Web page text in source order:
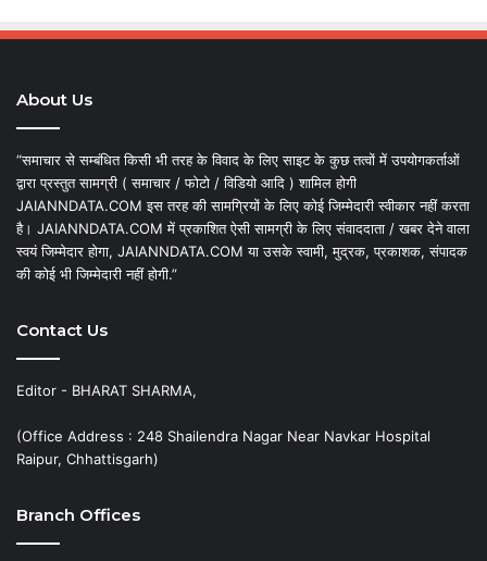
About Us
“समाचार से सम्बंधित किसी भी तरह के विवाद के लिए साइट के कुछ तत्वों में उपयोगकर्ताओं
द्वारा प्रस्तुत सामग्री ( समाचार / फोटो / विडियो आदि ) शामिल होगी
JAIANNDATA.COM इस तरह की सामग्रियों के लिए कोई जिम्मेदारी स्वीकार नहीं करता
है। JAIANNDATA.COM में प्रकाशित ऐसी सामग्री के लिए संवाददाता / खबर देने वाला
स्वयं जिम्मेदार होगा, JAIANNDATA.COM या उसके स्वामी, मुद्रक, प्रकाशक, संपादक
की कोई भी जिम्मेदारी नहीं होगी.”
Contact Us
Editor - BHARAT SHARMA,
(Office Address : 248 Shailendra Nagar Near Navkar Hospital
Raipur, Chhattisgarh)
Branch Offices